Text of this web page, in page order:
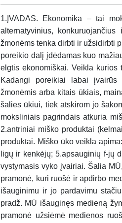
1.ĮVADAS. Ekonomika – tai
alternatyvinius,
žmonėms tenka dirbti ir užsidirbti
poreikio dalį įdėdamas kuo
elgtis ekonomiškai. Veikla kurios
Kadangi poreikiai labai
žmonėmis arba kitais ūkiais,
šalies ūkiui, tiek atskirom jo
moksliniais pagrindais atkuria
2.antriniai miško produktai
produktai. Miško ūko veikla
ligų ir kenkėjų; 5.apsauginių f-jų
vystymasis vyko įvairiai. Šalia
pramonė, kuri ruošė ir apdirbo
išauginimu ir jo pardavimu
pradž. MŪ išauginęs medieną
pramonė užsiėmė medienos